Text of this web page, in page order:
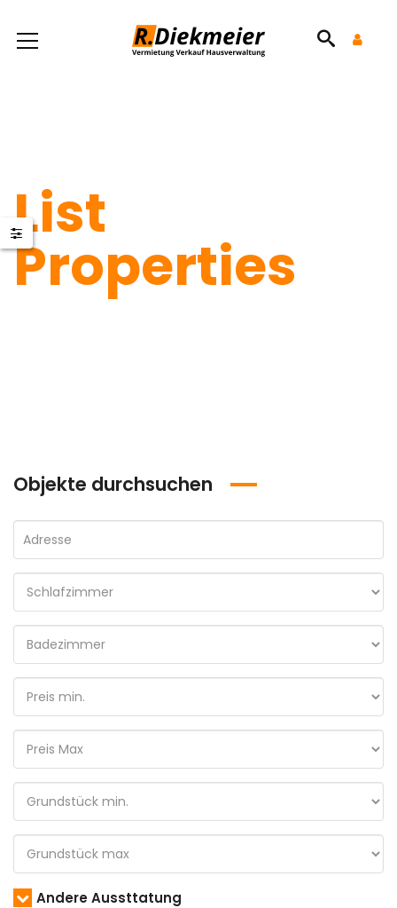
List
Properties
Objekte durchsuchen
Andere Aussttatung